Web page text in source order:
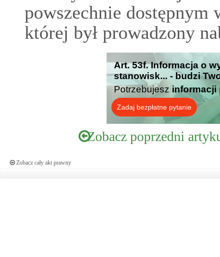
powszechnie dostępnym
której był prowadzony
Art. 53f. Informacja o
stanowisk... - budzi
Potrzebujesz informacji
Zadaj bezpłatne pytanie
Zobacz poprzedni
Zobacz cały akt prawny